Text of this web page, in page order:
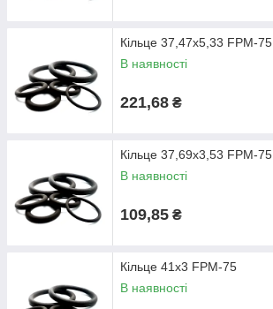
Кільце 37,47х5,33 FPM-75
В наявності
221,68 ₴
Кільце 37,69х3,53 FPM-75
В наявності
109,85 ₴
Кільце 41х3 FPM-75
В наявності